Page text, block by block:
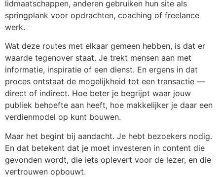
lidmaatschappen, anderen gebruiken hun site als
springplank voor opdrachten, coaching of freelance
werk.
Wat deze routes met elkaar gemeen hebben, is dat er
waarde tegenover staat. Je trekt mensen aan met
informatie, inspiratie of een dienst. En ergens in dat
proces ontstaat de mogelijkheid tot een transactie —
direct of indirect. Hoe beter je begrijpt waar jouw
publiek behoefte aan heeft, hoe makkelijker je daar een
verdienmodel op kunt bouwen.
Maar het begint bij aandacht. Je hebt bezoekers nodig.
En dat betekent dat je moet investeren in content die
gevonden wordt, die iets oplevert voor de lezer, en die
vertrouwen opbouwt.